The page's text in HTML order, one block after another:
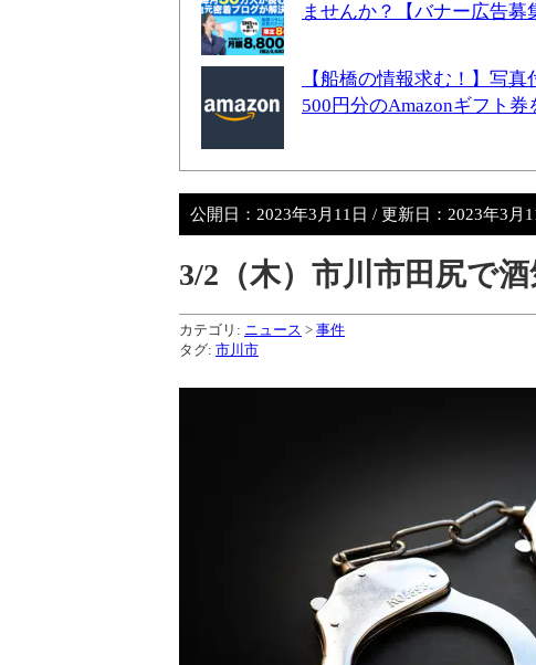
ませんか？【バナー広告募
【船橋の情報求む！】写
500円分のAmazonギフト券
公開日： 2023年3月11日 / 更新日： 2023年3月
3/2（木）市川市田尻で
カテゴリ: ニュース > 事件
タグ: 市川市